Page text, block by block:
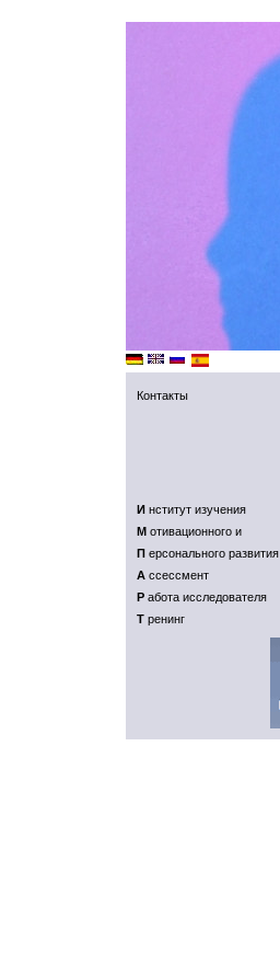
Контакты
И нститут изучения
M отивационного и
П ерсонального развития
A ссессмент
P абота исследователя
T ренинг